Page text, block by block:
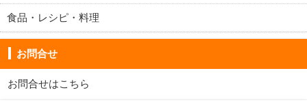
食品・レシピ・料理
お問合せ
お問合せはこちら